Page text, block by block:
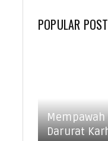
POPULAR
Mempawah
Darurat